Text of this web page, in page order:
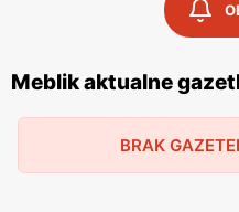
Meblik – meble dla dzieci
ofercie znajdziemy meble
niemowlaka jak i
niepowtarzalna, dzięki
wyrazić siebie przez
Meblik aktualne
BRAK